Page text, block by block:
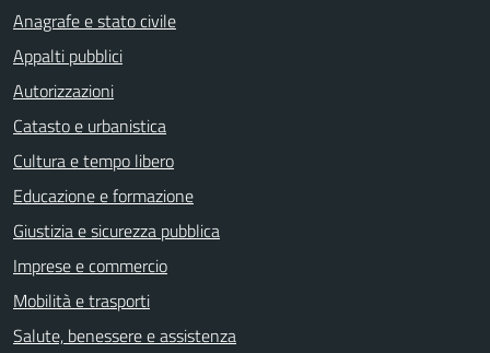
Anagrafe e stato civile
Appalti pubblici
Autorizzazioni
Catasto e urbanistica
Cultura e tempo libero
Educazione e formazione
Giustizia e sicurezza pubblica
Imprese e commercio
Mobilità e trasporti
Salute, benessere e assistenza